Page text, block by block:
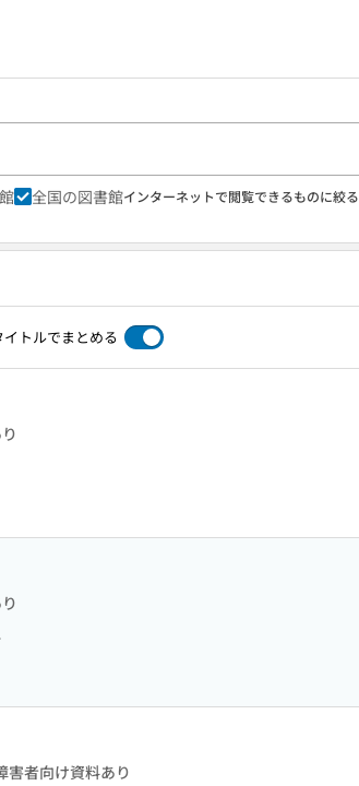
全国の図書館インターネットで閲覧できるものに絞る
イトルでまとめる
害者向け資料あり